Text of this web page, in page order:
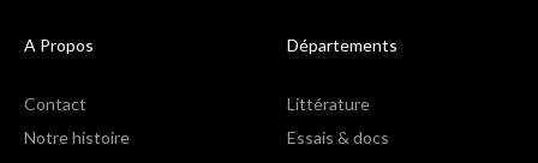
A Propos
Contact
Notre histoire
Départements
Littérature
Essais & docs